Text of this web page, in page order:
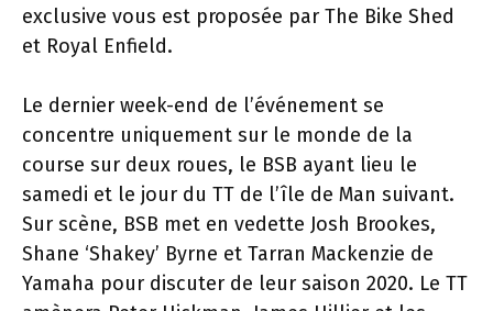
exclusive vous est proposée par The Bike Shed
et Royal Enfield.
Le dernier week-end de l’événement se
concentre uniquement sur le monde de la
course sur deux roues, le BSB ayant lieu le
samedi et le jour du TT de l’île de Man suivant.
Sur scène, BSB met en vedette Josh Brookes,
Shane ‘Shakey’ Byrne et Tarran Mackenzie de
Yamaha pour discuter de leur saison 2020. Le TT